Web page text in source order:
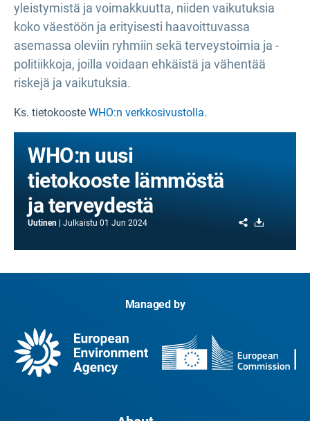
yleistymistä ja voimakkuutta, niiden vaikutuksia
koko väestöön ja erityisesti haavoittuvassa
asemassa oleviin ryhmiin sekä terveystoimia ja -
politiikkoja, joilla voidaan ehkäistä ja vähentää
riskejä ja vaikutuksia.
Ks. tietokooste WHO:n verkkosivustolla.
WHO:n uusi
tietokooste lämmöstä
ja terveydestä
Uutinen Julkaistu 01 Jun 2024 Share
Managed by